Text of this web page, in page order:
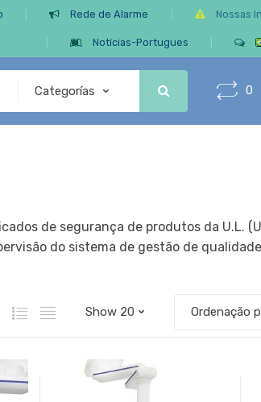
Rede de Alarme Nossas
Notícias-Portugues
0
de segurança de produtos da U.L.
do sistema de gestão de qualidade